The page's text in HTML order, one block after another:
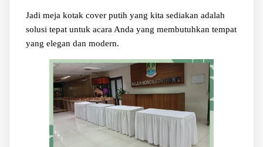
Jadi meja kotak cover putih yang kita sediakan adalah
solusi tepat untuk acara Anda yang membutuhkan tempat
yang elegan dan modern.